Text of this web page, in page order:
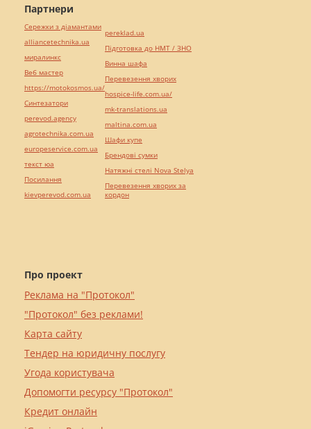
Про проект
Реклама на "Протокол"
"Протокол" без реклами!
Карта сайту
Тендер на юридичну послугу
Угода користувача
Допомогти ресурсу "Протокол"
Кредит онлайн
Партнери
Сережки з діамантами
alliancetechnika.ua
миралинкс
Веб мастер
https://motokosmos.ua/
Синтезатори
perevod.agency
agrotechnika.com.ua
europeservice.com.ua
текст юа
Посилання
kievperevod.com.ua
pereklad.ua
Підготовка до НМТ / ЗНО
Винна шафа
Перевезення хворих
hospice-life.com.ua/
mk-translations.ua
maltina.com.ua
Шафи купе
Брендові сумки
Натяжні стелі Nova Stelya
Перевезення хворих за
кордон